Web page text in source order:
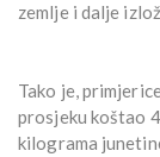
zemlje i dalje
Tako je,
prosjeku koštao
kilograma